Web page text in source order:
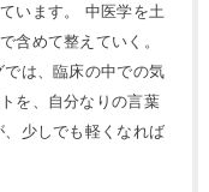
います。 中医学を土
含めて整えていく。
は、臨床の中での気
を、自分なりの言葉
少しでも軽くなれば